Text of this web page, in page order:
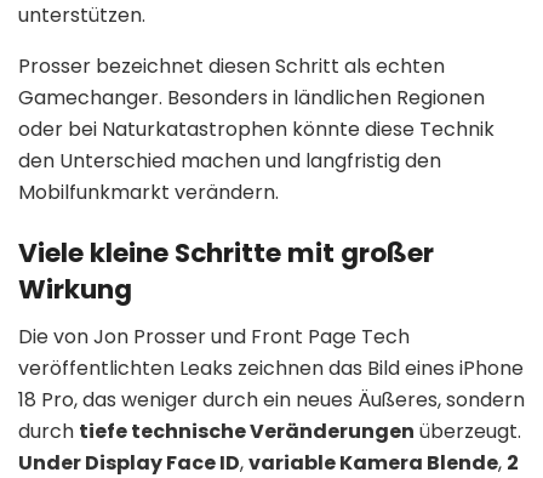
unterstützen.
Prosser bezeichnet diesen Schritt als echten
Gamechanger. Besonders in ländlichen Regionen
oder bei Naturkatastrophen könnte diese Technik
den Unterschied machen und langfristig den
Mobilfunkmarkt verändern.
Viele kleine Schritte mit großer
Wirkung
Die von Jon Prosser und Front Page Tech
veröffentlichten Leaks zeichnen das Bild eines iPhone
18 Pro, das weniger durch ein neues Äußeres, sondern
durch tiefe technische Veränderungen überzeugt.
Under Display Face ID,variable Kamera Blende, 2